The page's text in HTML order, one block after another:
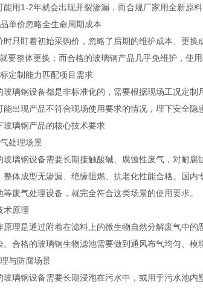
能用1-2年就会出现开裂渗漏，而合规厂家用全新原
单价忽略全生命周期成本
时只盯着初始采购价，忽略了后期的维护成本、更
要整体更换；而合格的玻璃钢产品几乎免维护，使
定制能力匹配项目需求
玻璃钢设备都是非标准化的，需要根据现场工况定
出现产品不符合现场使用要求的情况，埋下安全隐
玻璃钢产品的核心技术要求
处理场景
玻璃钢设备需要长期接触酸碱、腐蚀性废气，对耐
整体成型无渗漏、绝缘阻燃、抗老化性能合格。国内
废气处理设备，就完全符合这类场景的使用要求。
术原理
原理是通过附着在滤料上的微生物自然分解废气中
。合格的玻璃钢生物滤池需要做到通风布气均匀、模
与防腐场景
玻璃钢设备需要长期浸泡在污水中，或用于污水池